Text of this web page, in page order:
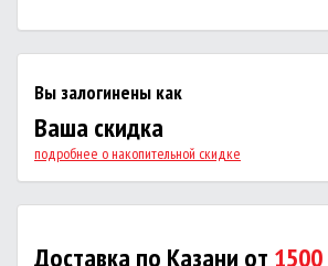
Вы залогинены как
Ваша скидка
подробнее о накопительной скидке
Доставка по Казани от 1500